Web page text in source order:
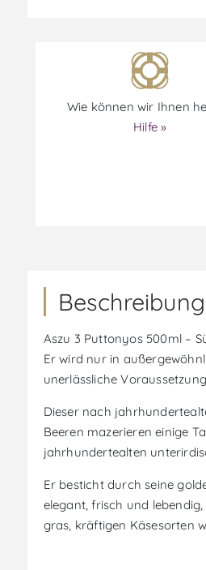
Wie können wir Ihnen
Hilfe »
Aszu 3 Puttonyos 500ml –
Er wird nur in
unerlässliche
Dieser nach
Beeren mazerieren einige
jahrhundertealten
Er besticht durch seine
elegant, frisch und
gras, kräftigen Käsesorten